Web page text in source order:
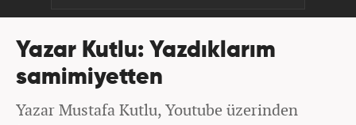
Yazar Kutlu: Yazdıklarım
samimiyetten
Yazar Mustafa Kutlu, Youtube üzerinden